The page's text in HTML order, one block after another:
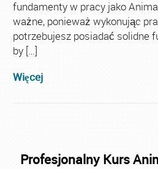
fundamenty w pracy jako
ważne, ponieważ wykonując
potrzebujesz posiadać solidne
by […]
Więcej
Profesjonalny Kurs